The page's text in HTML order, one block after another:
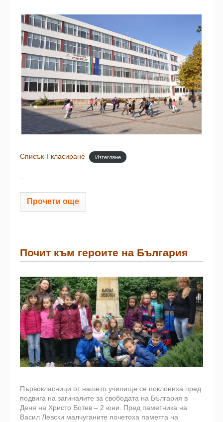
Списък-I-класиране Изтегляне
Прочети още
Почит към героите на България
Първокласници от нашето училище се поклониха пред
подвига на загиналите за свободата на България в
Деня на Христо Ботев – 2 юни. Пред паметника на
Васил Левски малчуганите почетоха паметта на